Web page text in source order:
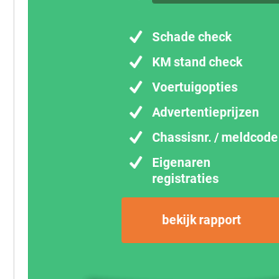
Schade check
KM stand check
Voertuigopties
Advertentieprijzen
Chassisnr. / meldcode
Eigenaren
registraties
bekijk rapport